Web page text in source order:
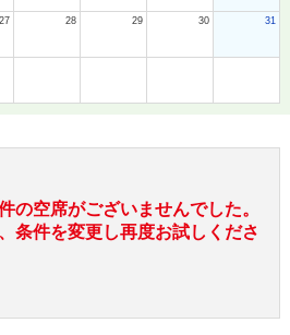
27 28 29 30 31
の空席がございませんでした。
条件を変更し再度お試しくださ